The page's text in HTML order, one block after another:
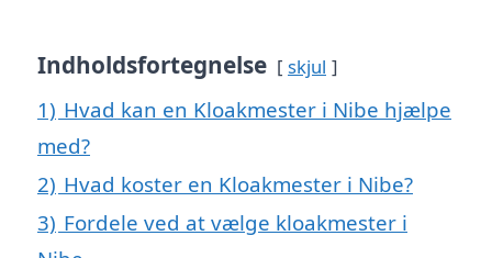
Indholdsfortegnelse skjul
1) Hvad kan en Kloakmester i Nibe hjælpe
med?
2) Hvad koster en Kloakmester i Nibe?
3) Fordele ved at vælge kloakmester i